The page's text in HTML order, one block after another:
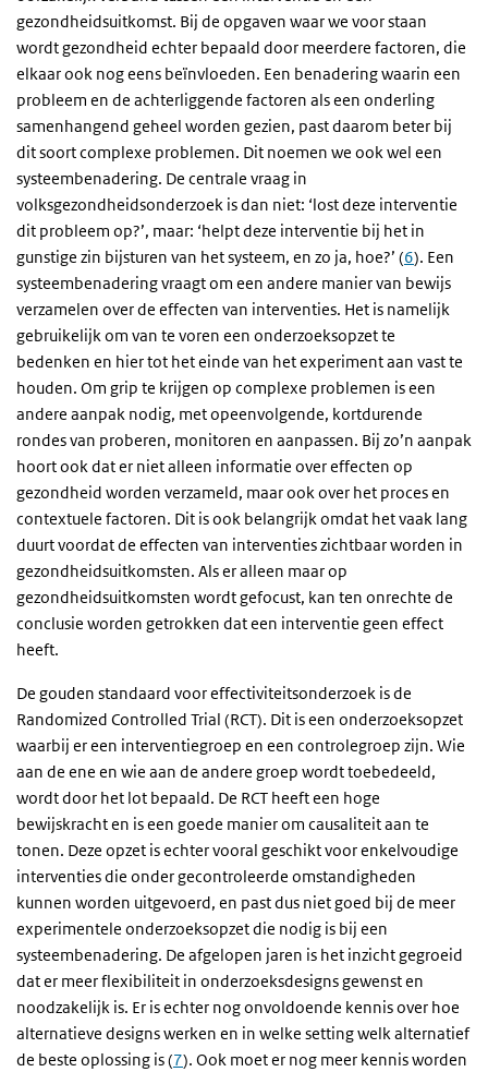
gezondheidsuitkomst. Bij de opgaven waar we voor staan
wordt gezondheid echter bepaald door meerdere factoren, die
elkaar ook nog eens beïnvloeden. Een benadering waarin een
probleem en de achterliggende factoren als een onderling
samenhangend geheel worden gezien, past daarom beter bij
dit soort complexe problemen. Dit noemen we ook wel een
systeembenadering. De centrale vraag in
volksgezondheidsonderzoek is dan niet: ‘lost deze interventie
dit probleem op?’, maar: ‘helpt deze interventie bij het in
gunstige zin bijsturen van het systeem, en zo ja, hoe?’ (6). Een
systeembenadering vraagt om een andere manier van bewijs
verzamelen over de effecten van interventies. Het is namelijk
gebruikelijk om van te voren een onderzoeksopzet te
bedenken en hier tot het einde van het experiment aan vast te
houden. Om grip te krijgen op complexe problemen is een
andere aanpak nodig, met opeenvolgende, kortdurende
rondes van proberen, monitoren en aanpassen. Bij zo’n aanpak
hoort ook dat er niet alleen informatie over effecten op
gezondheid worden verzameld, maar ook over het proces en
contextuele factoren. Dit is ook belangrijk omdat het vaak lang
duurt voordat de effecten van interventies zichtbaar worden in
gezondheidsuitkomsten. Als er alleen maar op
gezondheidsuitkomsten wordt gefocust, kan ten onrechte de
conclusie worden getrokken dat een interventie geen effect
heeft.
De gouden standaard voor effectiviteitsonderzoek is de
Randomized Controlled Trial (RCT). Dit is een onderzoeksopzet
waarbij er een interventiegroep en een controlegroep zijn. Wie
aan de ene en wie aan de andere groep wordt toebedeeld,
wordt door het lot bepaald. De RCT heeft een hoge
bewijskracht en is een goede manier om causaliteit aan te
tonen. Deze opzet is echter vooral geschikt voor enkelvoudige
interventies die onder gecontroleerde omstandigheden
kunnen worden uitgevoerd, en past dus niet goed bij de meer
experimentele onderzoeksopzet die nodig is bij een
systeembenadering. De afgelopen jaren is het inzicht gegroeid
dat er meer flexibiliteit in onderzoeksdesigns gewenst en
noodzakelijk is. Er is echter nog onvoldoende kennis over hoe
alternatieve designs werken en in welke setting welk alternatief
de beste oplossing is (7). Ook moet er nog meer kennis worden